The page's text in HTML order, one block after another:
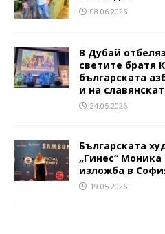
08.06.2026
В Дубай
светите братя
българската
и на
24.05.2026
Българската
„Гинес“
изложба в
19.05.2026